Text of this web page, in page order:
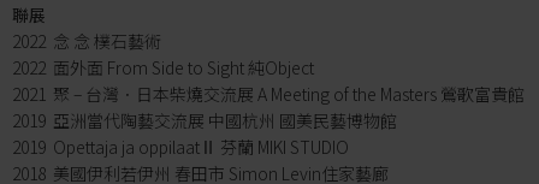
聯展
2022 念 念 樸石藝術
2022 面外面 From Side to Sight 純Object
2021 聚 – 台灣．日本柴燒交流展 A Meeting of the Masters 鶯歌富貴館
2019 亞洲當代陶藝交流展 中國杭州 國美民藝博物館
2019 Opettaja ja oppilaatⅡ 芬蘭 MIKI STUDIO
2018 美國伊利若伊州 春田市 Simon Levin住家藝廊